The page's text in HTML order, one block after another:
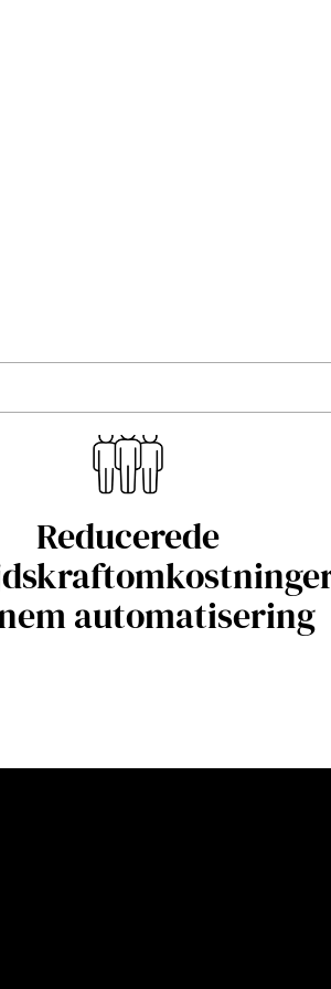
vores systemer
Reducerede
automatisering